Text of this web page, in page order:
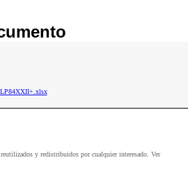
y redistribuidos por cualquier interesado. Ver